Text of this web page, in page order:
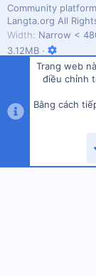
Vietnamese (VN)
R
S
Community
Langta.org All
Width
3.12MB
Trang web
điều chỉnh
Bằng cách